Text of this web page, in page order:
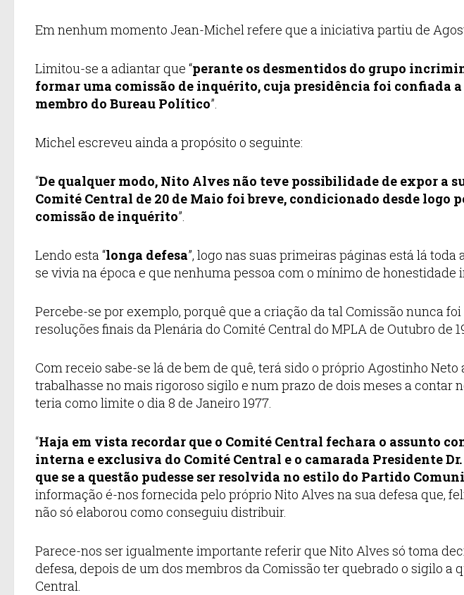
Em nenhum momento Jean-Michel refere que a iniciativa partiu de
Limitou-se a adiantar que “perante os desmentidos do grupo
formar uma comissão de inquérito, cuja presidência foi confiada a
membro do Bureau Político”.
Michel escreveu ainda a propósito o seguinte:
“De qualquer modo, Nito Alves não teve possibilidade de expor a
Comité Central de 20 de Maio foi breve, condicionado desde logo
comissão de inquérito”.
Lendo esta “longa defesa”, logo nas suas primeiras páginas está lá
se vivia na época e que nenhuma pessoa com o mínimo de honestidade
Percebe-se por exemplo, porquê que a criação da tal Comissão nunca
resoluções finais da Plenária do Comité Central do MPLA de Outubro de
Com receio sabe-se lá de bem de quê, terá sido o próprio Agostinho
trabalhasse no mais rigoroso sigilo e num prazo de dois meses a contar
teria como limite o dia 8 de Janeiro 1977.
“Haja em vista recordar que o Comité Central fechara o assunto
interna e exclusiva do Comité Central e o camarada Presidente
que se a questão pudesse ser resolvida no estilo do Partido
informação é-nos fornecida pelo próprio Nito Alves na sua defesa que,
não só elaborou como conseguiu distribuir.
Parece-nos ser igualmente importante referir que Nito Alves só toma
defesa, depois de um dos membros da Comissão ter quebrado o sigilo a
Central.